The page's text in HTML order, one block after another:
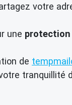
votre
une protection
de
tranquillité